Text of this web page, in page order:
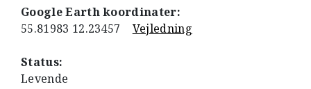
Google Earth koordinater:
55.81983 12.23457 Vejledning
Status:
Levende